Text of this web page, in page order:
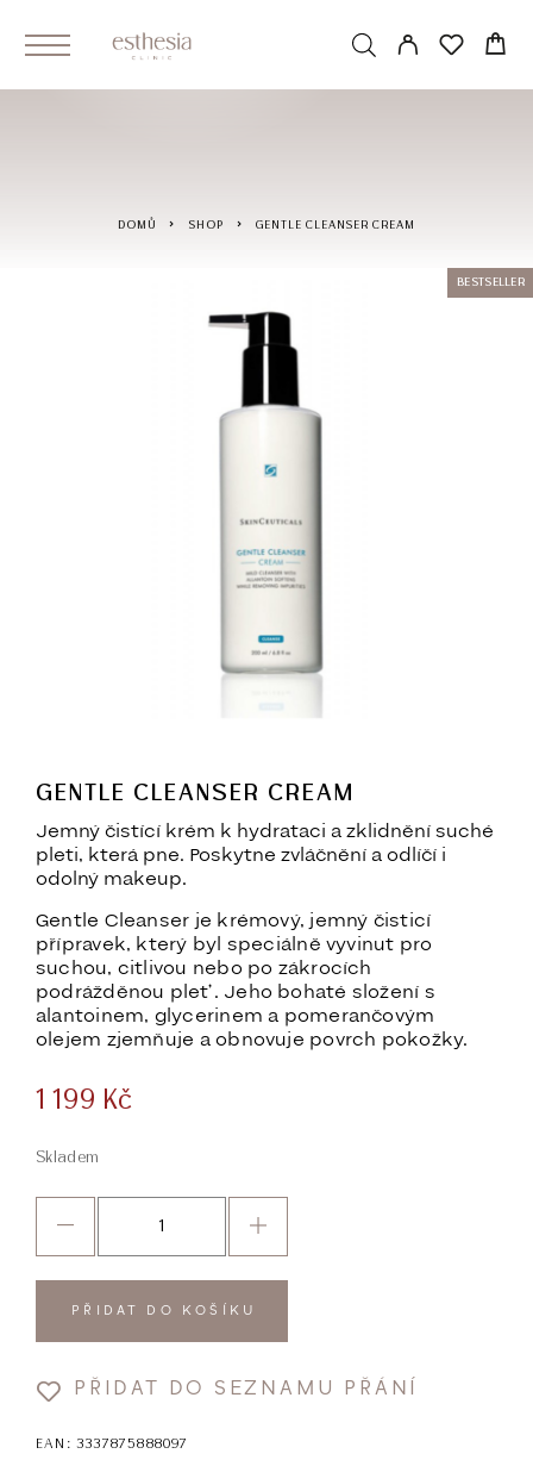
DOMŮ SHOP GENTLE CLEANSER CREAM
BESTSELLER
GENTLE CLEANSER CREAM
Jemný čistící krém k hydrataci a zklidnění suché
pleti, která pne. Poskytne zvláčnění a odlíčí i
odolný makeup.
Gentle Cleanser je krémový, jemný čisticí
přípravek, který byl speciálně vyvinut pro
suchou, citlivou nebo po zákrocích
podrážděnou pleť. Jeho bohaté složení s
alantoinem, glycerinem a pomerančovým
olejem zjemňuje a obnovuje povrch pokožky.
1 199 Kč
Skladem
PŘIDAT DO KOŠÍKU
PŘIDAT DO SEZNAMU PŘÁNÍ
EAN: 3337875888097